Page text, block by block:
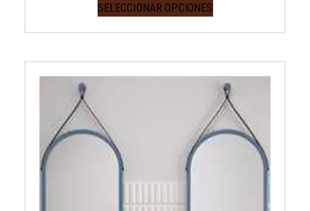
SELECCIONAR OPCIONES